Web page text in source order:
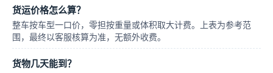
货运价格怎么算？
整车按车型一口价，零担按重量或体积取大计费。上表为参考范
围，最终以客服核算为准，无额外收费。
货物几天能到？